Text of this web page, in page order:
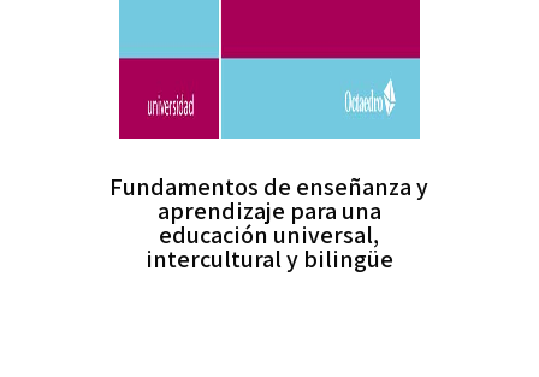
Fundamentos de enseñanza y
aprendizaje para una
educación universal,
intercultural y bilingüe